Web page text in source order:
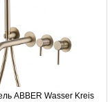
ABBER Wasser Kreis